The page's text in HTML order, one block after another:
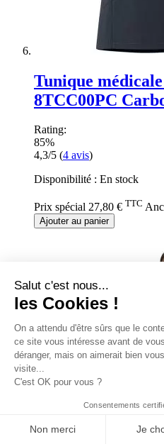
Tunique
8TCC00PC
Rating:
85%
4,3/5 (4 avis)
Disponibilité : En stock
Prix spécial 27,80 € TTC
Ajouter au panier
Salut c'est nous...
les Cookies !
On a attendu d'être sûrs que le
ce site vous intéresse avant de vous
déranger, mais on aimerait bien
visite...
C'est OK pour vous ?
Consentements
Non merci Je